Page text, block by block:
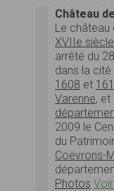
Château
Le château
XVIIe siècle
arrêté du
dans la
1608 et
Varenne, et
2009 le
du
Coëvrons-
Photos